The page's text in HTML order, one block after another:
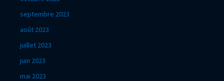
septembre 2023
août 2023
juillet 2023
juin 2023
mai 2023